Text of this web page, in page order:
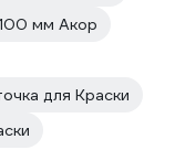
мм Акор
для Краски